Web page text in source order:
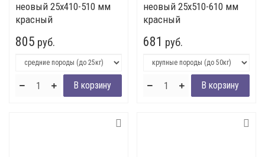
неовый 25x410-510 мм
красный
805 руб.
неовый 25x510-610 мм
красный
681 руб.